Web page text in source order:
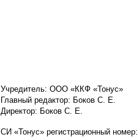
Учредитель: ООО «ККФ «Тонус»
Главный редактор: Боков С. Е.
Директор: Боков С. Е.
СИ «Тонус» регистрационный